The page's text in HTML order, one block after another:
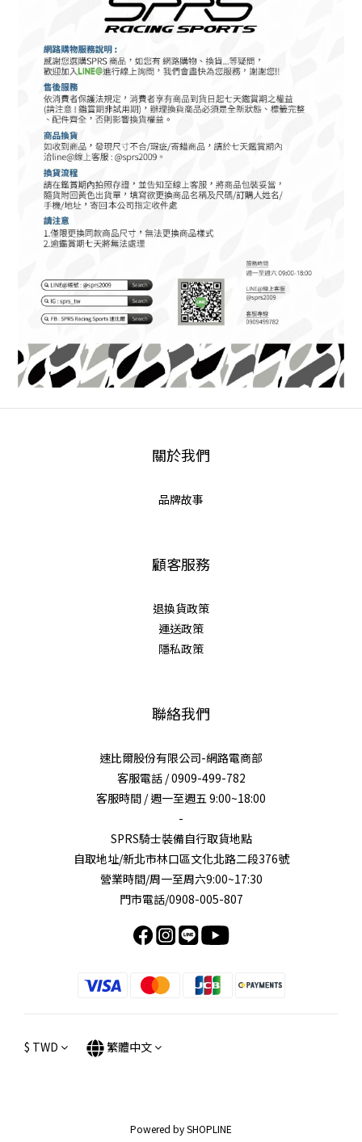
關於我們
品牌故事
顧客服務
退換貨政策
運送政策
隱私政策
聯絡我們
速比爾股份有限公司-網路電商部
客服電話 / 0909-499-782
客服時間 / 週一至週五 9:00~18:00
-
SPRS騎士裝備自行取貨地點
自取地址/新北市林口區文化北路二段376號
營業時間/周一至周六9:00~17:30
門市電話/0908-005-807
$ TWD 繁體中文
Powered by SHOPLINE